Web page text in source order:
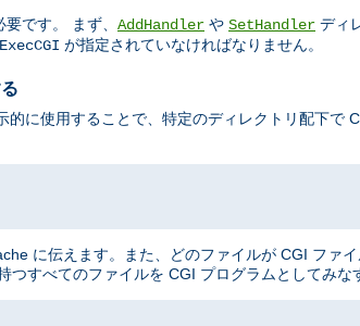
です。 まず、 AddHandler や SetHandler ディ
ExecCGI が指定されていなければなりません。
的に使用することで、特定のディレクトリ配下で
に伝えます。また、どのファイルが CGI ファ
つすべてのファイルを CGI プログラムとしてみな